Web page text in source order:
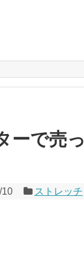
ーで売っ
10 ストレッチ